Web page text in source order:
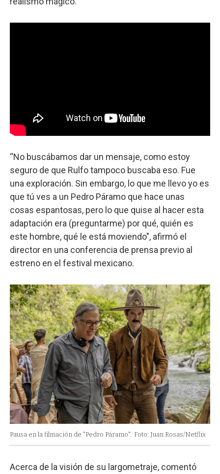
“No buscábamos dar un mensaje, como estoy
seguro de que Rulfo tampoco buscaba eso. Fue
una exploración. Sin embargo, lo que me llevo yo es
que tú ves a un Pedro Páramo que hace unas
cosas espantosas, pero lo que quise al hacer esta
adaptación era (preguntarme) por qué, quién es
este hombre, qué le está moviendo", afirmó el
director en una conferencia de prensa previo al
estreno en el festival mexicano.
Pausa en la filmación de "Pedro Páramo". Foto: Juan Rosas/Netflix
Acerca de la visión de su largometraje, comentó